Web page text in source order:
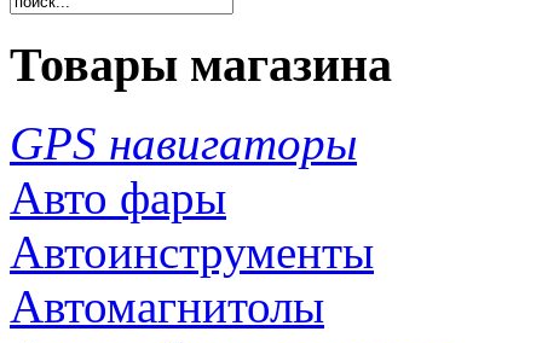
Товары магазина
GPS навигаторы
Авто фары
Автоинструменты
Автомагнитолы